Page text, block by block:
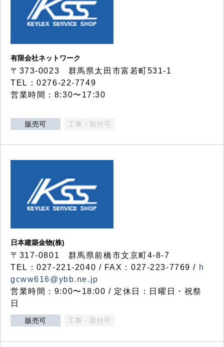
有限会社ネットワーク
〒373-0023 群馬県太田市富若町531-1
TEL：0276-22-7749
営業時間：8:30〜17:30
販売可 工事・取付可
日本建築金物(株)
〒317‐0801 群馬県前橋市文京町4-8-7
TEL：027-221-2040 / FAX：027-223-7769 / h
gcww616@ybb.ne.jp
営業時間：9:00〜18:00 / 定休日：日曜日・祝祭
日
販売可 工事・取付可